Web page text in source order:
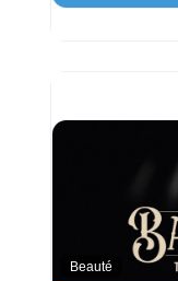
Beauté